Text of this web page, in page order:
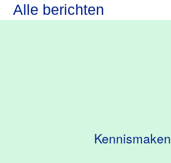
Alle berichten
Kennismaken